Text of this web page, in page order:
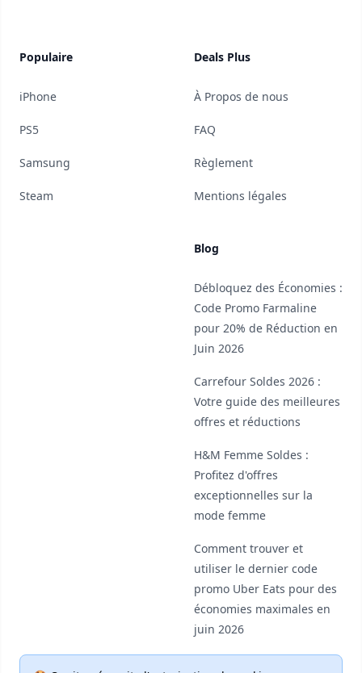
Populaire
iPhone
PS5
Samsung
Steam
Deals Plus
À Propos de nous
FAQ
Règlement
Mentions légales
Blog
Débloquez des Économies :
Code Promo Farmaline
pour 20% de Réduction en
Juin 2026
Carrefour Soldes 2026 :
Votre guide des meilleures
offres et réductions
H&M Femme Soldes :
Profitez d'offres
exceptionnelles sur la
mode femme
Comment trouver et
utiliser le dernier code
promo Uber Eats pour des
économies maximales en
juin 2026